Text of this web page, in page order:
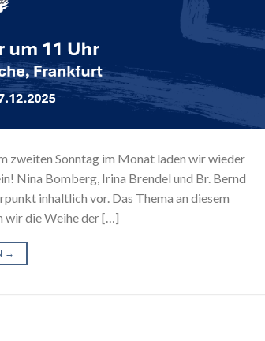
zweiten Sonntag im Monat laden wir wieder
Nina Bomberg, Irina Brendel und Br. Bernd
inhaltlich vor. Das Thema an diesem
wir die Weihe der […]
→